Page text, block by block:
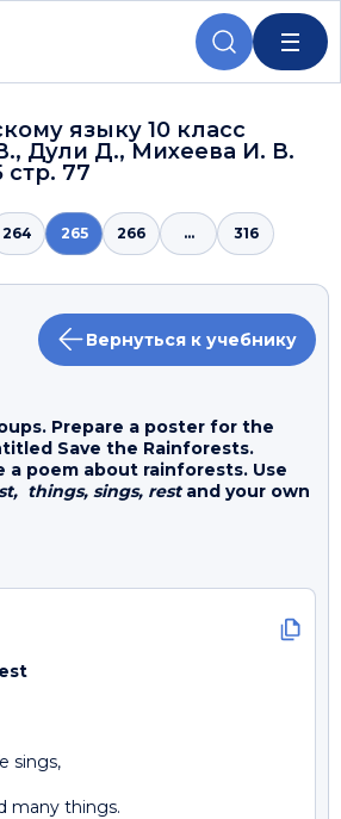
языку 10 класс
Дули Д., Михеева И. В.
77
264 265 266 ... 316
Вернуться к учебнику
Prepare a poster for the
Save the Rainforests.
poem about rainforests. Use
things, sings, restand your own
sings,
many things.